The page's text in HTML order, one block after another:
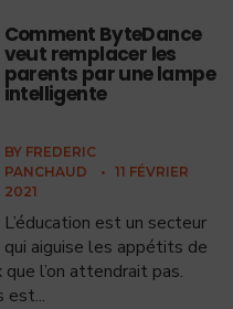
Comment ByteDance
veut remplacer les
parents par une lampe
intelligente
BY FREDERIC
PANCHAUD
• 11 FÉVRIER
2021
L’éducation est un secteur
qui aiguise les appétits de
l’on attendrait pas.
est...